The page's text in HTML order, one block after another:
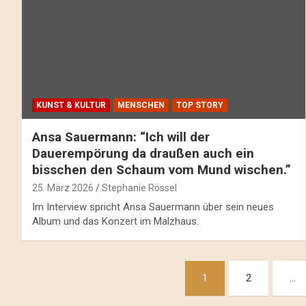
KUNST & KULTUR MENSCHEN TOP STORY
Ansa Sauermann: “Ich will der
Dauerempörung da draußen auch ein
bisschen den Schaum vom Mund wischen.”
25. März 2026 Stephanie Rössel
Im Interview spricht Ansa Sauermann über sein neues
Album und das Konzert im Malzhaus.
Beitragsnavigation1 2 …